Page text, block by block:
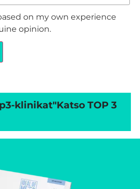
on my own experience
opinion.
klinikat"Katso TOP 3